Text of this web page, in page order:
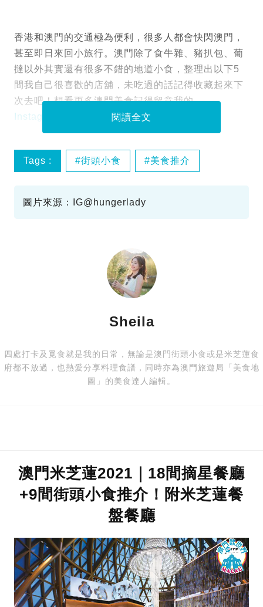
香港和澳門的交通極為便利，很多人都會快閃澳門，
甚至即日來回小旅行。澳門除了食牛雜、豬扒包、葡
撻以外其實還有很多不錯的地道小食，整理出以下5
間我自己很喜歡的店舖，未吃過的話記得收藏起來下
次去吧！想看更多澳門美食記得留意我的
Instagram
閱讀全文
Tags : 街頭小食 美食推介
圖片來源：IG@hungerlady
Sheila
四處打卡及覓食就是我的日常，無論是澳門街頭小食或是米芝蓮食
府都不放過，也熱愛分享料理食譜，同時亦為澳門旅遊局「美食地
圖」的美食達人編輯。
澳門米芝蓮2021｜18間摘星餐廳
+9間街頭小食推介！附米芝蓮餐
盤餐廳